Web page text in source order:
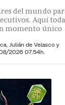
del mundo
Aquí
momento único
Julián de Velasco y
2026 07:54h.